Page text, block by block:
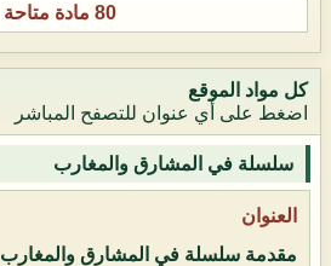
80 مادة متاحة
كل مواد الموقع
اضغط على أي عنوان للتصفح المباشر
سلسلة في المشارق والمغارب
مقدمة سلسلة في المشارق والمغارب